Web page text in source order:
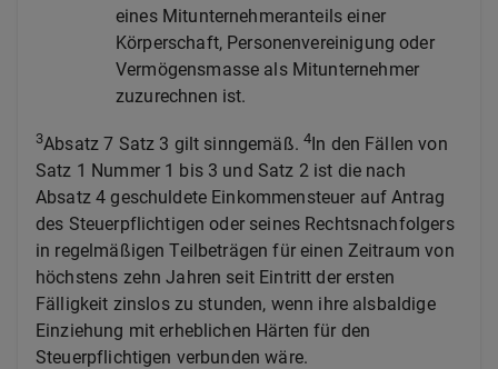
eines Mitunternehmeranteils einer
Körperschaft, Personenvereinigung oder
Vermögensmasse als Mitunternehmer
zuzurechnen ist.
3Absatz 7 Satz 3 gilt sinngemäß. 4In den Fällen von
Satz 1 Nummer 1 bis 3 und Satz 2 ist die nach
Absatz 4 geschuldete Einkommensteuer auf Antrag
des Steuerpflichtigen oder seines Rechtsnachfolgers
in regelmäßigen Teilbeträgen für einen Zeitraum von
höchstens zehn Jahren seit Eintritt der ersten
Fälligkeit zinslos zu stunden, wenn ihre alsbaldige
Einziehung mit erheblichen Härten für den
Steuerpflichtigen verbunden wäre.